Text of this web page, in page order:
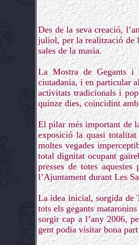
Des de la seva creació,
juliol, per la realització de
sales de la masia.
La Mostra de Gegants i
ciutadania, i en particular
activitats tradicionals i
quinze dies, coincidint
El pilar més important de
exposició la quasi
moltes vegades
total dignitat ocupant
presses de totes
l’Ajuntament durant Les
La idea inicial, sorgida de
tots els gegants
sorgir cap a l’any 2006,
gent podia visitar bona